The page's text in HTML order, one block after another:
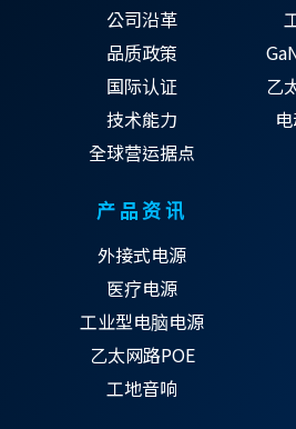
公司沿革
品质政策
国际认证
技术能力
全球营运据点
乙
产品资讯
外接式电源
医疗电源
工业型电脑电源
乙太网路POE
工地音响